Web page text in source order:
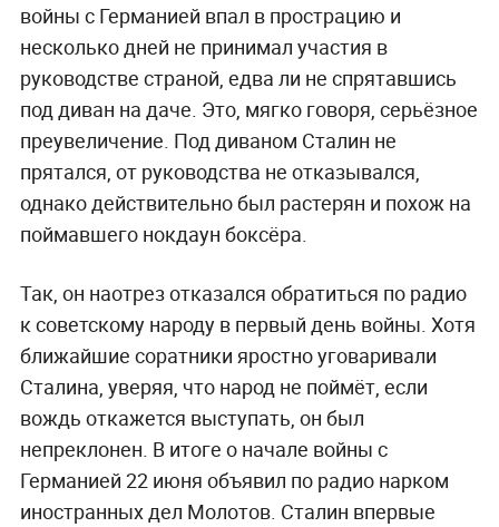
войны с Германией впал в прострацию и
несколько дней не принимал участия в
руководстве страной, едва ли не спрятавшись
под диван на даче. Это, мягко говоря, серьёзное
преувеличение. Под диваном Сталин не
прятался, от руководства не отказывался,
однако действительно был растерян и похож на
поймавшего нокдаун боксёра.
Так, он наотрез отказался обратиться по радио
к советскому народу в первый день войны. Хотя
ближайшие соратники яростно уговаривали
Сталина, уверяя, что народ не поймёт, если
вождь откажется выступать, он был
непреклонен. В итоге о начале войны с
Германией 22 июня объявил по радио нарком
иностранных дел Молотов. Сталин впервые